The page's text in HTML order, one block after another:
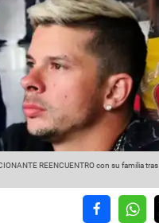
REENCUENTRO con su familia